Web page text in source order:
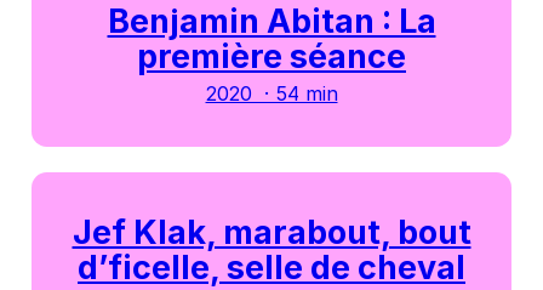
Benjamin Abitan : La
première séance
2020 · 54 min
Jef Klak, marabout, bout
d’ficelle, selle de cheval